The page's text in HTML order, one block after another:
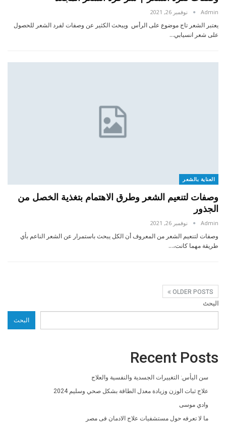
Admin نوفمبر 26, 2021
يعتبر الشعر تاج موضوع على الرأس ويبحث الكثير عن وصفات لفرد الشعر للحصول
على شعر انسيابي…
العناية بالشعر
وصفات لتنعيم الشعر وطرق الاهتمام بتغذية الخصل من
الجذور
Admin نوفمبر 26, 2021
وصفات لتنعيم الشعر من المعروف أن الكل يبحث باستمرار عن الشعر الناعم بأي
طريقة مهما كانت،…
OLDER POSTS
البحث
البحث
Recent Posts
سن اليأس: التغييرات الجسدية والنفسية والعلاج
علاج ثبات الوزن وزيادة معدل الطاقة بشكل صحي وسليم 2024
وادي موسى
ما لا تعرفه حول مستشفيات علاج الادمان فى مصر